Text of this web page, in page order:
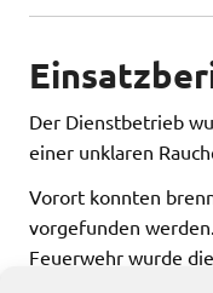
Der Dienstbetrieb
einer unklaren
Vorort konnten
vorgefunden
Feuerwehr wurde